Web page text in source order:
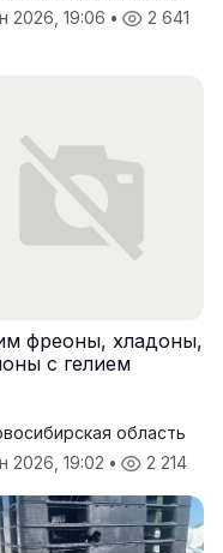
2026, 19:06 • 2 641
фреоны, хладоны,
с гелием
область
2026, 19:02 • 2 214